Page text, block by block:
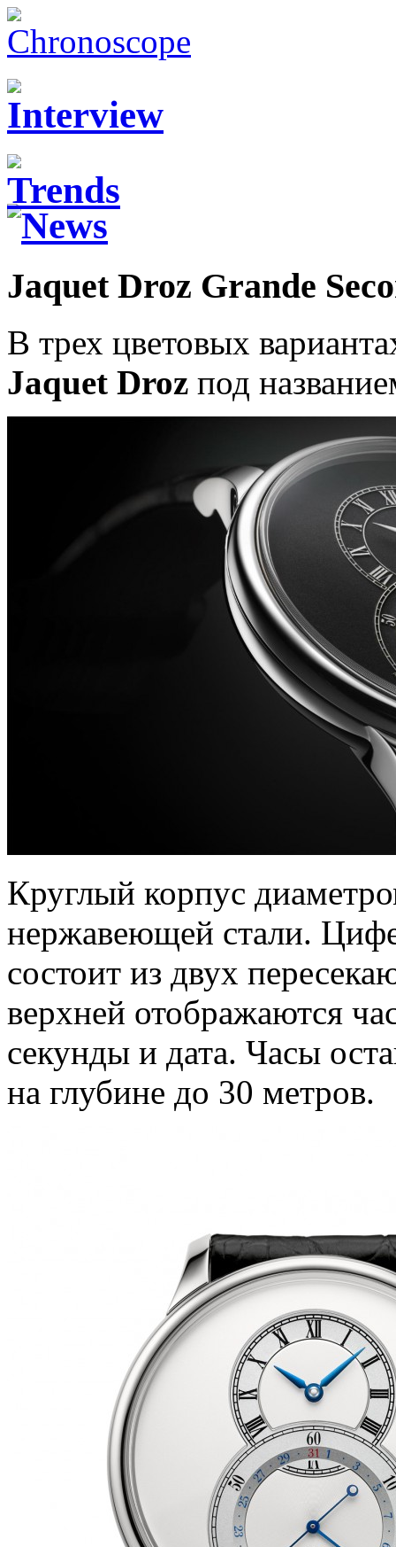
Jaquet Droz Grande
В трех цветовых
Jaquet Droz под
Круглый корпус
нержавеющей стали.
состоит из двух
верхней отображаются
секунды и дата. Часы
на глубине до 30 метров.